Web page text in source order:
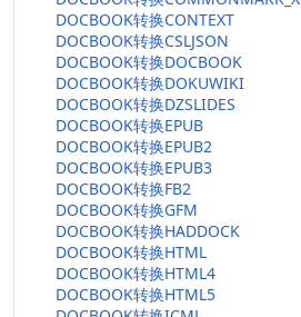
DOCBOOK转换CONTEXT
DOCBOOK转换CSLJSON
DOCBOOK转换DOCBOOK
DOCBOOK转换DOKUWIKI
DOCBOOK转换DZSLIDES
DOCBOOK转换EPUB
DOCBOOK转换EPUB2
DOCBOOK转换EPUB3
DOCBOOK转换FB2
DOCBOOK转换GFM
DOCBOOK转换HADDOCK
DOCBOOK转换HTML
DOCBOOK转换HTML4
DOCBOOK转换HTML5